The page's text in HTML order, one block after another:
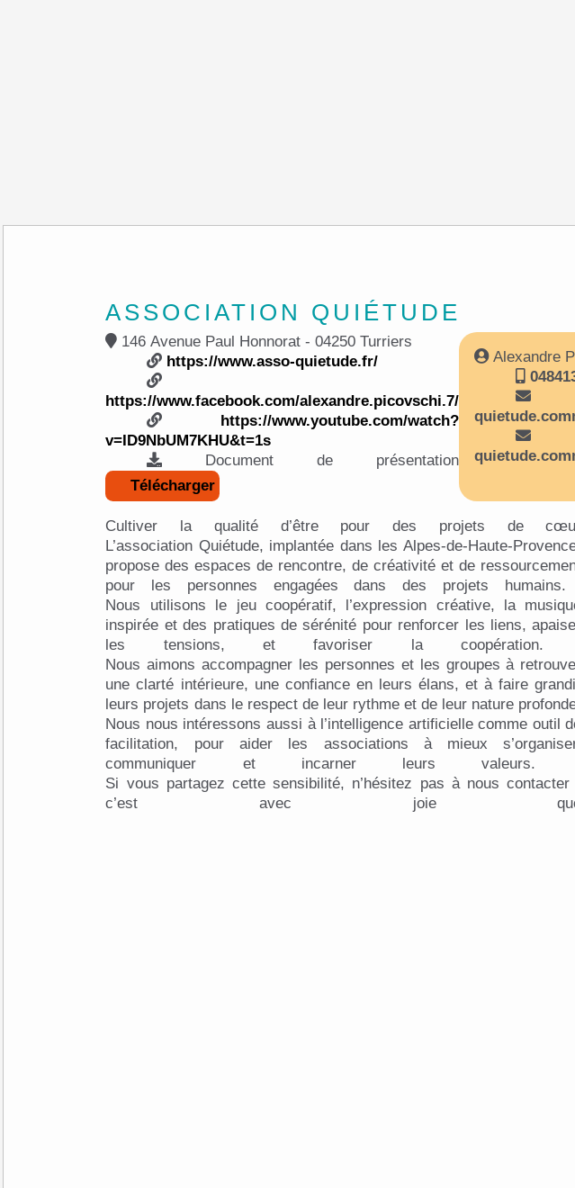
ASSOCIATION QUIÉTUDE
146 Avenue Paul Honnorat - 04250 Turriers
https://www.asso-quietude.fr/
https://www.facebook.com/alexandre.picovschi.7/
https://www.youtube.com/watch?
v=ID9NbUM7KHU&t=1s
Document de présentation
Télécharger
Alexandre
Cultiver la qualité d’être pour des projets de
L’association Quiétude, implantée dans les Alpes-de-Haute-
propose des espaces de rencontre, de créativité et de
pour les personnes engagées dans des projets humains.
Nous utilisons le jeu coopératif, l’expression créative, la
inspirée et des pratiques de sérénité pour renforcer les liens,
les tensions, et favoriser la coopération.
Nous aimons accompagner les personnes et les groupes à
une clarté intérieure, une confiance en leurs élans, et à faire
leurs projets dans le respect de leur rythme et de leur nature
Nous nous intéressons aussi à l’intelligence artificielle comme outil
facilitation, pour aider les associations à mieux
communiquer et incarner leurs valeurs.
Si vous partagez cette sensibilité, n’hésitez pas à nous contacter
c’est avec joie